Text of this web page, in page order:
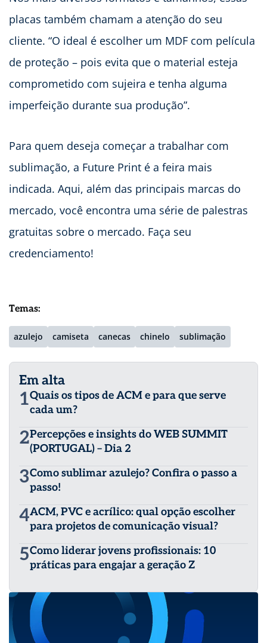
placas também chamam a atenção do seu
cliente. “O ideal é escolher um MDF com película
de proteção – pois evita que o material esteja
comprometido com sujeira e tenha alguma
imperfeição durante sua produção”.
Para quem deseja começar a trabalhar com
sublimação, a Future Print é a feira mais
indicada. Aqui, além das principais marcas do
mercado, você encontra uma série de palestras
gratuitas sobre o mercado. Faça seu
credenciamento!
Temas:
azulejo camiseta canecas chinelo sublimação
Em alta
1Quais os tipos de ACM e para que serve
cada um?
2Percepções e insights do WEB SUMMIT
(PORTUGAL) – Dia 2
3Como sublimar azulejo? Confira o passo a
passo!
4ACM, PVC e acrílico: qual opção escolher
para projetos de comunicação visual?
5Como liderar jovens profissionais: 10
práticas para engajar a geração Z